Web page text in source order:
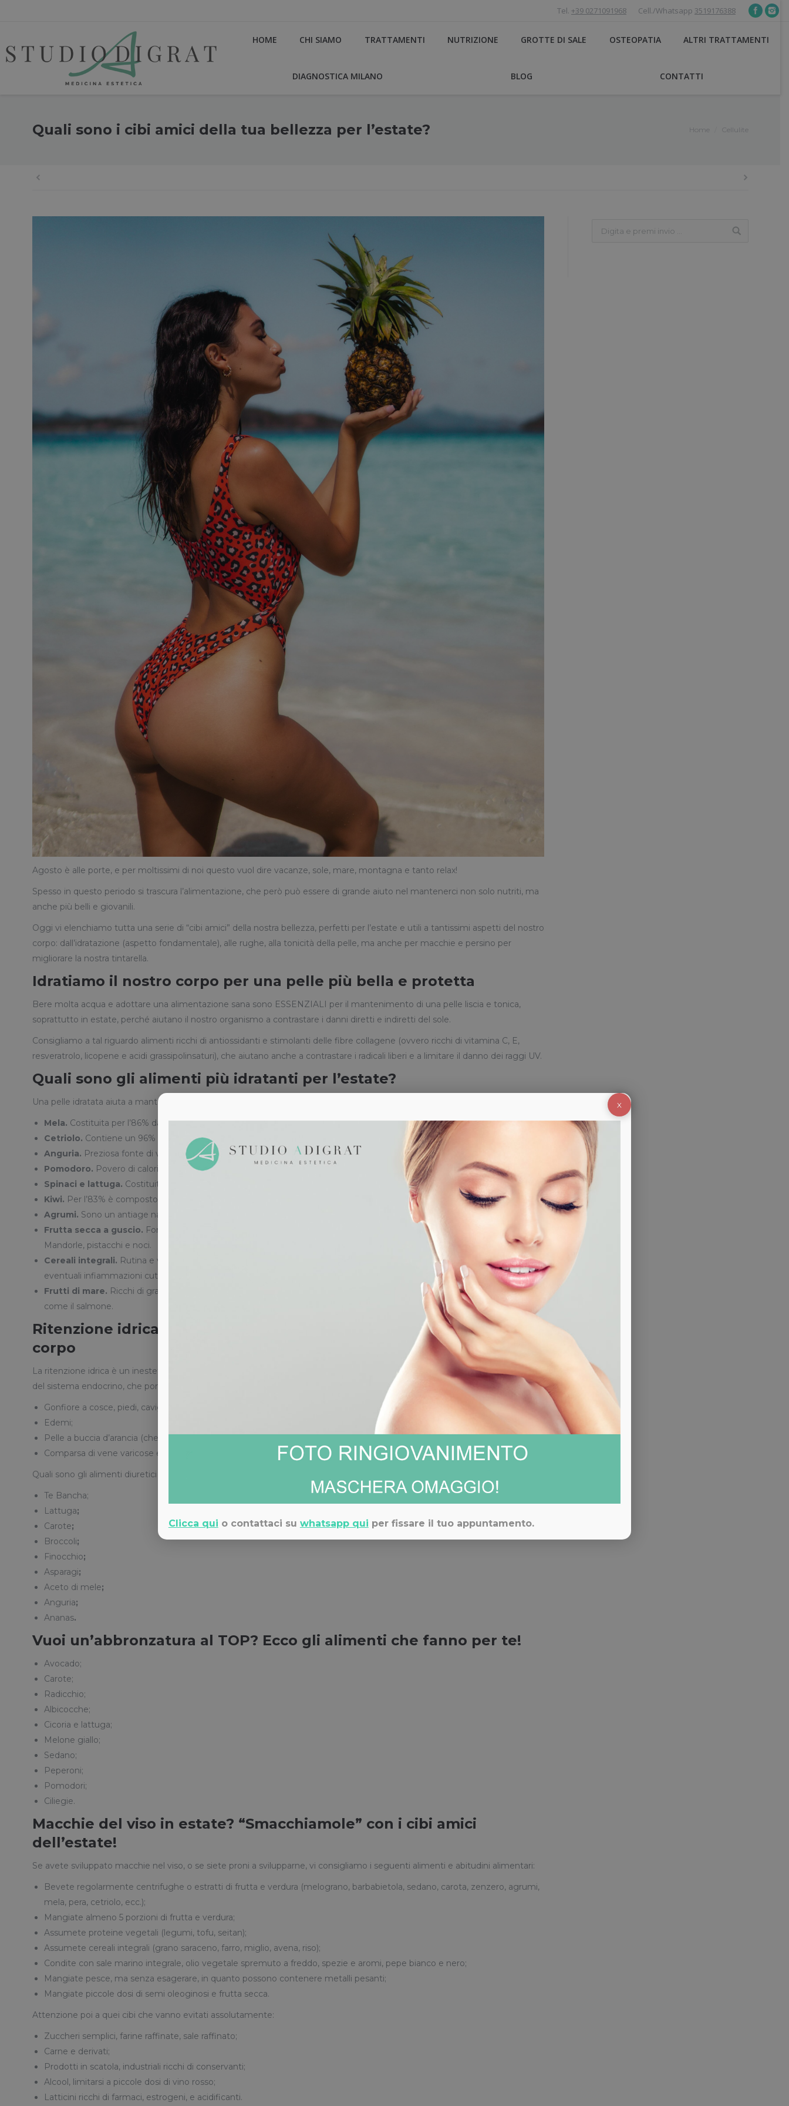
Tel. +39 0271091968 Cell./Whatsapp 3519176388
HOME CHI SIAMO TRATTAMENTI NUTRIZIONE GROTTE DI SALE OSTEOPATIA ALTRI TRATTAMENTI
DIAGNOSTICA MILANO BLOG CONTATTI
Quali sono i cibi amici della tua bellezza per l’estate? You are here:
Home Cellulite
Agosto è alle porte, e per moltissimi di noi questo vuol dire vacanze, sole, mare, montagna e tanto relax!
Spesso in questo periodo si trascura l’alimentazione, che però può essere di grande aiuto nel mantenerci non solo nutriti, ma
anche più belli e giovanili.
Oggi vi elenchiamo tutta una serie di “cibi amici” della nostra bellezza, perfetti per l’estate e utili a tantissimi aspetti del nostro
corpo: dall’idratazione (aspetto fondamentale), alle rughe, alla tonicità della pelle, ma anche per macchie e persino per
migliorare la nostra tintarella.
Idratiamo il nostro corpo per una pelle più bella e protetta
Bere molta acqua e adottare una alimentazione sana sono ESSENZIALI per il mantenimento di una pelle liscia e tonica,
soprattutto in estate, perché aiutano il nostro organismo a contrastare i danni diretti e indiretti del sole.
Consigliamo a tal riguardo alimenti ricchi di antiossidanti e stimolanti delle fibre collagene (ovvero ricchi di vitamina C, E,
resveratrolo, licopene e acidi grassipolinsaturi), che aiutano anche a contrastare i radicali liberi e a limitare il danno dei raggi UV.
Quali sono gli alimenti più idratanti per l’estate?
Una pelle idratata aiuta a mantenerla più giovane ed elastica. Quali sono gli alimenti migliori?
Mela. Costituita per l’86% da acqua e ricca di fibra e antiossidanti, riduce la crescita delle cellule del cancro.
Cetriolo. Contiene un 96% d’acqua, possiede solo 17 calorie, offre nutrienti come potassio, vitamina C e fibre.
Anguria. Preziosa fonte di vitamina C, è ideale per avere una pelle idratata e buone difese dell’organismo.
Pomodoro. Povero di calorie e ricco di licopene, un importante protettore per la pelle, contrasta invecchiamento e acne.
Spinaci e lattuga. Costituiti perlopiù da acqua e ricchi di vitaminaA e C e minerali, detossinano e purificano la pelle.
Kiwi. Per l’83% è composto da acqua. Ricchissimo di vitamina C, regolare il colesterolo e la pressione sanguigna.
Agrumi. Sono un antiage naturale in quanto la vitamina C stimola la produzione di collagene, proteina antinvecchiamento.
Frutta secca a guscio. Fonte preziosa di vitaminaE e grassi acidi omega-3 nutre e lenisce la pelle. In particolare
Mandorle, pistacchi e noci.
Cereali integrali. Rutina e vitamina B apportano idratazione alla pelle. Il grano saraceno aiuta anche a combattere
eventuali infiammazioni cutanee.
Frutti di mare. Ricchi di grassi acidi Omega 3 e zinco distendono e idratano la pelle. In primis ostriche e pesci “grassi”,
come il salmone.
Ritenzione idrica – quando troppa acqua non va bene per il nostro
corpo
La ritenzione idrica è un inestetismo molto comune e causato dal ristagno dei liquidi nei tessuti, provocato da un’anomalia
del sistema endocrino, che porta il nostro organismo a trattenere i liquidi in eccesso negli spazi intra-cellulari. I sintomi sono:
Gonfiore a cosce, piedi, caviglie;
Edemi;
Pelle a buccia d’arancia (che sarà poi cellulite);
Comparsa di vene varicose e capillari.
Quali sono gli alimenti diuretici più efficaci?
Te Bancha;
Lattuga;
Carote;
Broccoli;
Finocchio;
Asparagi;
Aceto di mele;
Anguria;
Ananas.
Vuoi un’abbronzatura al TOP? Ecco gli alimenti che fanno per te!
Avocado;
Carote;
Radicchio;
Albicocche;
Cicoria e lattuga;
Melone giallo;
Sedano;
Peperoni;
Pomodori;
Ciliegie.
Macchie del viso in estate? “Smacchiamole” con i cibi amici
dell’estate!
Se avete sviluppato macchie nel viso, o se siete proni a svilupparne, vi consigliamo i seguenti alimenti e abitudini alimentari:
Bevete regolarmente centrifughe o estratti di frutta e verdura (melograno, barbabietola, sedano, carota, zenzero, agrumi,
mela, pera, cetriolo, ecc.);
Mangiate almeno 5 porzioni di frutta e verdura;
Assumete proteine vegetali (legumi, tofu, seitan);
Assumete cereali integrali (grano saraceno, farro, miglio, avena, riso);
Condite con sale marino integrale, olio vegetale spremuto a freddo, spezie e aromi, pepe bianco e nero;
Mangiate pesce, ma senza esagerare, in quanto possono contenere metalli pesanti;
Mangiate piccole dosi di semi oleoginosi e frutta secca.
Attenzione poi a quei cibi che vanno evitati assolutamente:
Zuccheri semplici, farine raffinate, sale raffinato;
Carne e derivati;
Prodotti in scatola, industriali ricchi di conservanti;
Alcool, limitarsi a piccole dosi di vino rosso;
Latticini ricchi di farmaci, estrogeni, e acidificanti.
Clicca qui o contattaci su whatsapp qui per fissare il tuo appuntamento.
X